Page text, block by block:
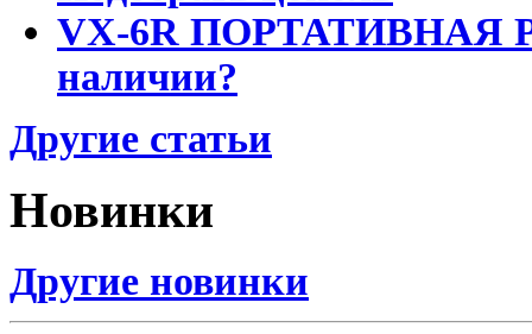
VX-6R ПОРТАТИВНАЯ
наличии?
Другие статьи
Новинки
Другие новинки